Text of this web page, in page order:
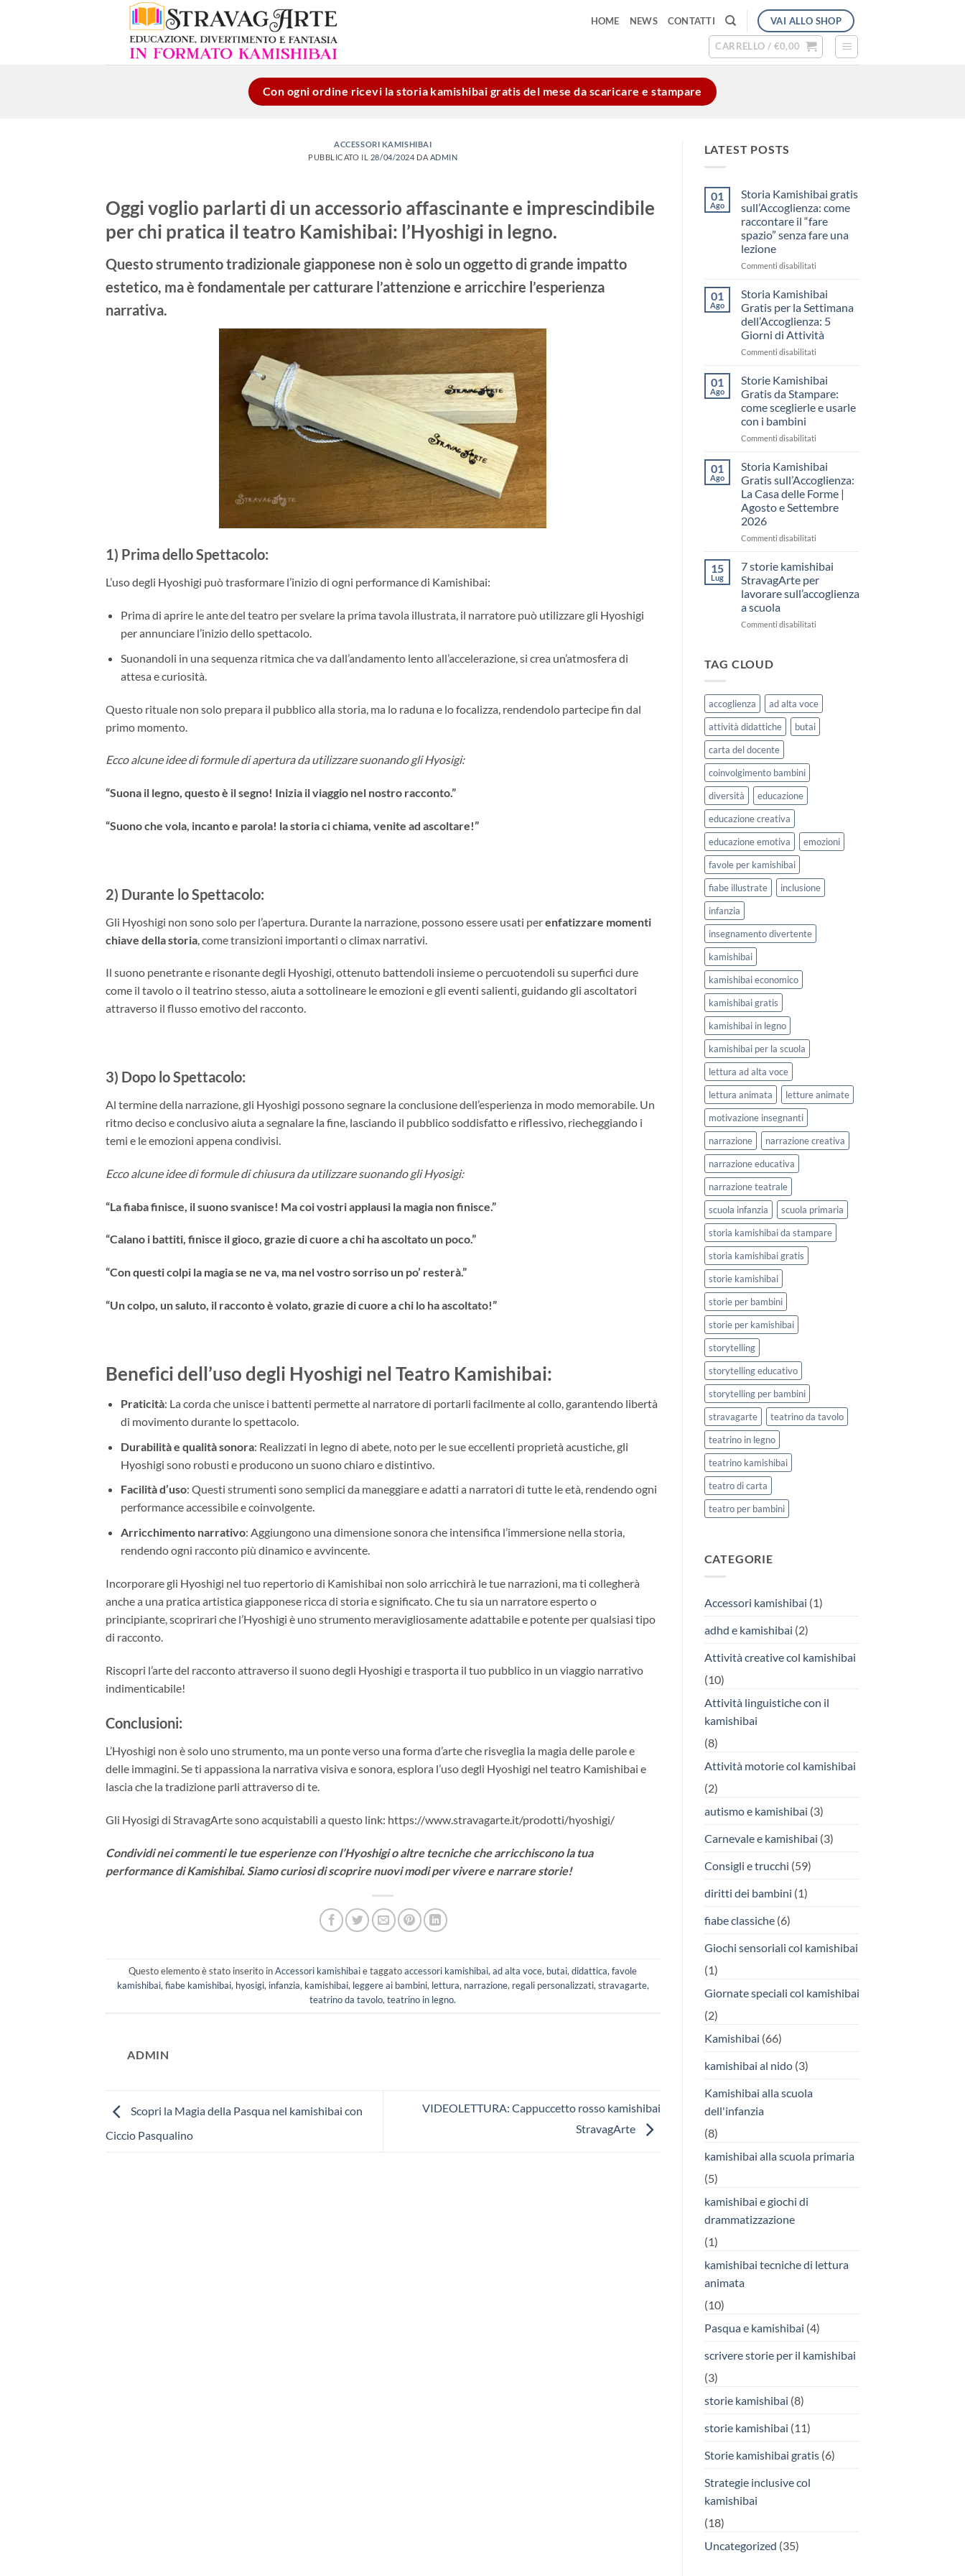
HOME NEWS CONTATTI VAI ALLO SHOP
CARRELLO / €0,00
Con ogni ordine ricevi la storia kamishibai gratis del mese da scaricare e stampare
ACCESSORI KAMISHIBAI
PUBBLICATO IL 28/04/2024 DA ADMIN
Oggi voglio parlarti di un accessorio affascinante e imprescindibile
per chi pratica il teatro Kamishibai: l’Hyoshigi in legno.
Questo strumento tradizionale giapponese non è solo un oggetto di grande impatto
estetico, ma è fondamentale per catturare l’attenzione e arricchire l’esperienza
narrativa.
1) Prima dello Spettacolo:
L’uso degli Hyoshigi può trasformare l’inizio di ogni performance di Kamishibai:
Prima di aprire le ante del teatro per svelare la prima tavola illustrata, il narratore può utilizzare gli Hyoshigi
per annunciare l’inizio dello spettacolo.
Suonandoli in una sequenza ritmica che va dall’andamento lento all’accelerazione, si crea un’atmosfera di
attesa e curiosità.
Questo rituale non solo prepara il pubblico alla storia, ma lo raduna e lo focalizza, rendendolo partecipe fin dal
primo momento.
Ecco alcune idee di formule di apertura da utilizzare suonando gli Hyosigi:
“Suona il legno, questo è il segno! Inizia il viaggio nel nostro racconto.”
“Suono che vola, incanto e parola! la storia ci chiama, venite ad ascoltare!”
2) Durante lo Spettacolo:
Gli Hyoshigi non sono solo per l’apertura. Durante la narrazione, possono essere usati perenfatizzare momenti
chiave della storia , come transizioni importanti o climax narrativi.
Il suono penetrante e risonante degli Hyoshigi, ottenuto battendoli insieme o percuotendoli su superfici dure
come il tavolo o il teatrino stesso, aiuta a sottolineare le emozioni e gli eventi salienti, guidando gli ascoltatori
attraverso il flusso emotivo del racconto.
3) Dopo lo Spettacolo:
Al termine della narrazione, gli Hyoshigi possono segnare la conclusione dell’esperienza in modo memorabile. Un
ritmo deciso e conclusivo aiuta a segnalare la fine, lasciando il pubblico soddisfatto e riflessivo, riecheggiando i
temi e le emozioni appena condivisi.
Ecco alcune idee di formule di chiusura da utilizzare suonando gli Hyosigi:
“La fiaba finisce, il suono svanisce! Ma coi vostri applausi la magia non finisce.”
“Calano i battiti, finisce il gioco, grazie di cuore a chi ha ascoltato un poco.”
“Con questi colpi la magia se ne va, ma nel vostro sorriso un po’ resterà.”
“Un colpo, un saluto, il racconto è volato, grazie di cuore a chi lo ha ascoltato!”
Benefici dell’uso degli Hyoshigi nel Teatro Kamishibai:
Praticità: La corda che unisce i battenti permette al narratore di portarli facilmente al collo, garantendo libertà
di movimento durante lo spettacolo.
Durabilità e qualità sonora: Realizzati in legno di abete, noto per le sue eccellenti proprietà acustiche, gli
Hyoshigi sono robusti e producono un suono chiaro e distintivo.
Facilità d’uso: Questi strumenti sono semplici da maneggiare e adatti a narratori di tutte le età, rendendo ogni
performance accessibile e coinvolgente.
Arricchimento narrativo: Aggiungono una dimensione sonora che intensifica l’immersione nella storia,
rendendo ogni racconto più dinamico e avvincente.
Incorporare gli Hyoshigi nel tuo repertorio di Kamishibai non solo arricchirà le tue narrazioni, ma ti collegherà
anche a una pratica artistica giapponese ricca di storia e significato. Che tu sia un narratore esperto o
principiante, scoprirari che l’Hyoshigi è uno strumento meravigliosamente adattabile e potente per qualsiasi tipo
di racconto.
Riscopri l’arte del racconto attraverso il suono degli Hyoshigi e trasporta il tuo pubblico in un viaggio narrativo
indimenticabile!
Conclusioni:
L’Hyoshigi non è solo uno strumento, ma un ponte verso una forma d’arte che risveglia la magia delle parole e
delle immagini. Se ti appassiona la narrativa visiva e sonora, esplora l’uso degli Hyoshigi nel teatro Kamishibai e
lascia che la tradizione parli attraverso di te.
Gli Hyosigi di StravagArte sono acquistabili a questo link: https://www.stravagarte.it/prodotti/hyoshigi/
Condividi nei commenti le tue esperienze con l’Hyoshigi o altre tecniche che arricchiscono la tua
performance di Kamishibai. Siamo curiosi di scoprire nuovi modi per vivere e narrare storie!
Questo elemento è stato inserito inAccessori kamishibaie taggatoaccessori kamishibai,ad alta voce, butai,didattica,favole
kamishibai,fiabe kamishibai, hyosigi, infanzia, kamishibai, leggere ai bambini, lettura, narrazione, regali personalizzati,stravagarte,
teatrino da tavolo,teatrino in legno.
ADMIN
Scopri la Magia della Pasqua nel kamishibai con
Ciccio Pasqualino
VIDEOLETTURA: Cappuccetto rosso kamishibai
StravagArte
LATEST POSTS
01
Ago
Storia Kamishibai gratis
sull’Accoglienza: come
raccontare il “fare
spazio” senza fare una
lezione
Commenti disabilitatisu
Kamishibai
gratis
sull’Accoglienza:
come
raccontare
il
senza
fare
una
01
Ago
Storia Kamishibai
Gratis per la Settimana
dell’Accoglienza: 5
Giorni di Attività
Commenti disabilitatisu
Kamishibai
Gratis
per
la
dell’Accoglienza:
di
Attività
01
Ago
Storie Kamishibai
Gratis da Stampare:
come sceglierle e usarle
con i bambini
Commenti disabilitatisu
Kamishibai
Gratis
da
Stampare:
come
e
i
bambini
01
Ago
Storia Kamishibai
Gratis sull’Accoglienza:
La Casa delle Forme |
Agosto e Settembre
2026
Commenti disabilitatisu
Kamishibai
Gratis
sull’Accoglienza:
La
delle
2026
15
Lug
7 storie kamishibai
StravagArte per
lavorare sull’accoglienza
a scuola
Commenti disabilitatisu
lavorare
sull’accoglienza
a
scuola
TAG CLOUD
accoglienza
ad alta voce
attività didattiche
butai
carta del docente
coinvolgimento bambini
diversità
educazione
educazione creativa
educazione emotiva
emozioni
favole per kamishibai
fiabe illustrate
inclusione
infanzia
insegnamento divertente
kamishibai
kamishibai economico
kamishibai gratis
kamishibai in legno
kamishibai per la scuola
lettura ad alta voce
lettura animata
letture animate
motivazione insegnanti
narrazione
narrazione creativa
narrazione educativa
narrazione teatrale
scuola infanzia
scuola primaria
storia kamishibai da stampare
storia kamishibai gratis
storie kamishibai
storie per bambini
storie per kamishibai
storytelling
storytelling educativo
storytelling per bambini
stravagarte
teatrino da tavolo
teatrino in legno
teatrino kamishibai
teatro di carta
teatro per bambini
CATEGORIE
Accessori kamishibai (1)
adhd e kamishibai (2)
Attività creative col kamishibai
(10)
Attività linguistiche con il
kamishibai
(8)
Attività motorie col kamishibai
(2)
autismo e kamishibai (3)
Carnevale e kamishibai (3)
Consigli e trucchi (59)
diritti dei bambini (1)
fiabe classiche(6)
Giochi sensoriali col kamishibai
(1)
Giornate speciali col kamishibai
(2)
Kamishibai (66)
kamishibai al nido(3)
Kamishibai alla scuola
dell'infanzia
(8)
kamishibai alla scuola primaria
(5)
kamishibai e giochi di
drammatizzazione
(1)
kamishibai tecniche di lettura
animata
(10)
Pasqua e kamishibai (4)
scrivere storie per il kamishibai
(3)
storie kamishibai (8)
storie kamishibai (11)
Storie kamishibai gratis(6)
Strategie inclusive col
kamishibai
(18)
Uncategorized (35)